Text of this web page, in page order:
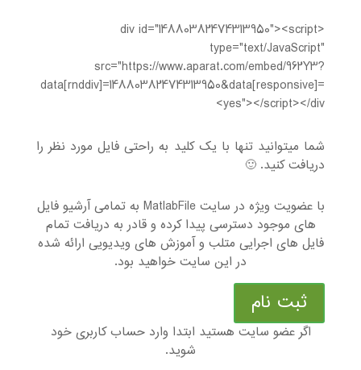
<div id="14880382474313950"><script
type="text/JavaScript"
src="https://www.aparat.com/embed/962Y3?
data[rnddiv]=14880382474313950&data[responsive]=
yes"></script></div>
شما میتوانید تنها با یک کلید به راحتی فایل مورد نظر را
دریافت کنید. 🙂
با عضویت ویژه در سایت MatlabFile به تمامی آرشیو فایل
های موجود دسترسی پیدا کرده و قادر به دریافت تمام
فایل های اجرایی متلب و آموزش های ویدیویی ارائه شده
در این سایت خواهید بود.
ثبت نام
اگر عضو سایت هستید ابتدا وارد حساب کاربری خود
شوید.